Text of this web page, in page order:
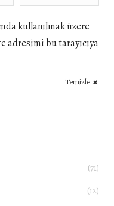
kullanılmak üzere
adresimi bu tarayıcıya
Temizle
(71)
(12)